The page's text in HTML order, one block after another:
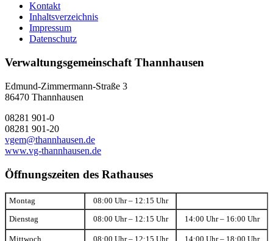
Kontakt
Inhaltsverzeichnis
Impressum
Datenschutz
Verwaltungsgemeinschaft Thannhausen
Edmund-Zimmermann-Straße 3
86470 Thannhausen
08281 901-0
08281 901-20
vgem@thannhausen.de
www.vg-thannhausen.de
Öffnungszeiten des Rathauses
Montag 08:00 Uhr – 12:15 Uhr
Dienstag 08:00 Uhr – 12:15 Uhr 14:00 Uhr – 16:00 Uhr